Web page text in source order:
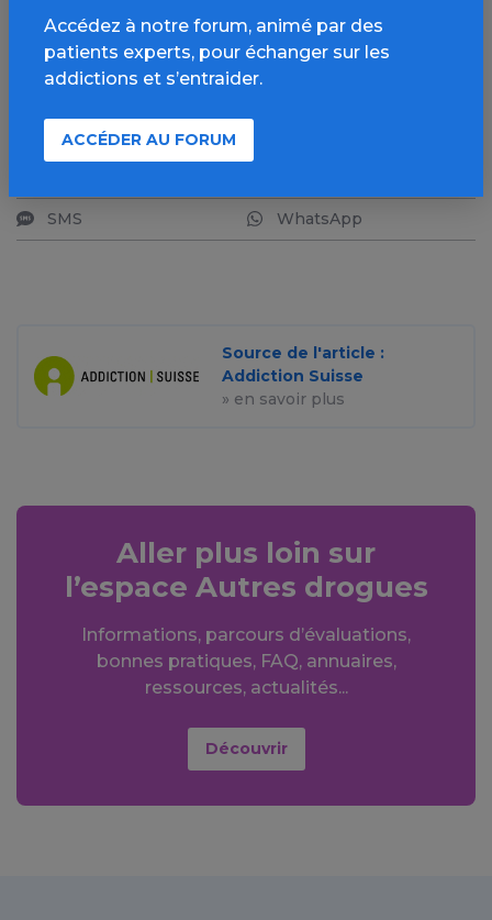
PARTAGER
Facebook
SMS WhatsApp
Source de l'article :
Addiction Suisse
» en savoir plus
Aller plus loin sur
l’espace Autres drogues
Informations, parcours d’évaluations,
bonnes pratiques, FAQ, annuaires,
ressources, actualités...
Découvrir
Accédez à notre forum, animé par des
patients experts, pour échanger sur les
addictions et s’entraider.
ACCÉDER AU FORUM